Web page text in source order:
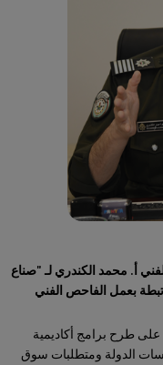
أ. محمد الكندري لـ "صناع
بعمل الفاحص الفني
على طرح برامج أكاديمية
الدولة ومتطلبات سوق